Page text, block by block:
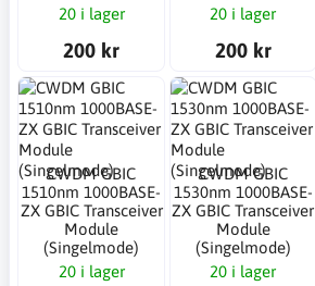
20 i lager
200 kr
20 i lager
200 kr
CWDM GBIC
1510nm 1000BASE-
ZX GBIC Transceiver
Module
(Singelmode)
20 i lager
CWDM GBIC
1530nm 1000BASE-
ZX GBIC Transceiver
Module
(Singelmode)
20 i lager